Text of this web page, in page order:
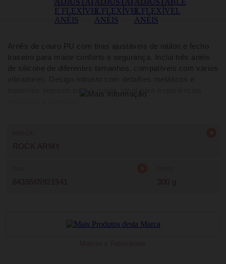
Arnês de couro PU com tiras ajustáveis de náilon e fecho
traseiro para maior conforto e segurança. Inclui três anéis
de silicone de diferentes tamanhos, compatíveis com vários
materiais seguros para o corpo, ideal para experiências
ROCK ARMY
8435565921941 300 g